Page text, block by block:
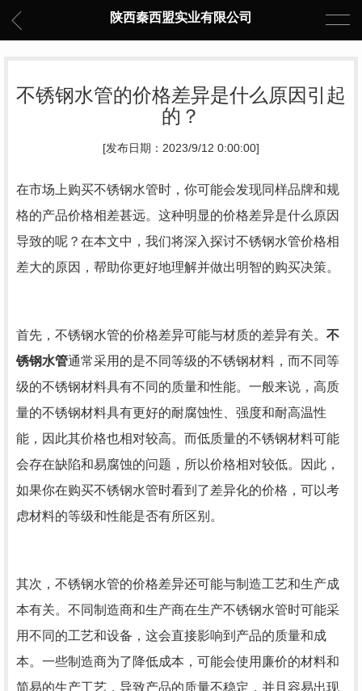
陕西秦西盟实业有限公司
不锈钢水管的价格差异是什么原因引起
的？
[发布日期：2023/9/12 0:00:00]
在市场上购买不锈钢水管时，你可能会发现同样品牌和规
格的产品价格相差甚远。这种明显的价格差异是什么原因
导致的呢？在本文中，我们将深入探讨不锈钢水管价格相
差大的原因，帮助你更好地理解并做出明智的购买决策。
首先，不锈钢水管的价格差异可能与材质的差异有关。 不
锈钢水管通常采用的是不同等级的不锈钢材料，而不同等
级的不锈钢材料具有不同的质量和性能。一般来说，高质
量的不锈钢材料具有更好的耐腐蚀性、强度和耐高温性
能，因此其价格也相对较高。而低质量的不锈钢材料可能
会存在缺陷和易腐蚀的问题，所以价格相对较低。因此，
如果你在购买不锈钢水管时看到了差异化的价格，可以考
虑材料的等级和性能是否有所区别。
其次，不锈钢水管的价格差异还可能与制造工艺和生产成
本有关。不同制造商和生产商在生产不锈钢水管时可能采
用不同的工艺和设备，这会直接影响到产品的质量和成
本。一些制造商为了降低成本，可能会使用廉价的材料和
简易的生产工艺，导致产品的质量不稳定，并且容易出现